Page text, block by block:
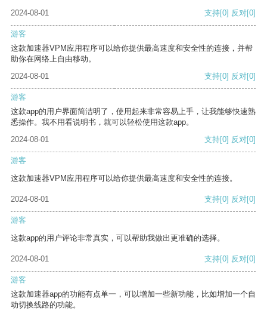
2024-08-01 支持[0] 反对[0]
游客
这款加速器VPM应用程序可以给你提供最高速度和安全性的连接，并帮
助你在网络上自由移动。
2024-08-01
支持[0] 反对[0]
游客
这款app的用户界面简洁明了，使用起来非常容易上手，让我能够快速熟
悉操作。我不用看说明书，就可以轻松使用这款app。
2024-08-01
支持[0] 反对[0]
游客
这款加速器VPM应用程序可以给你提供最高速度和安全性的连接。
2024-08-01 支持[0] 反对[0]
游客
这款app的用户评论非常真实，可以帮助我做出更准确的选择。
2024-08-01 支持[0] 反对[0]
游客
这款加速器app的功能有点单一，可以增加一些新功能，比如增加一个自
动切换线路的功能。